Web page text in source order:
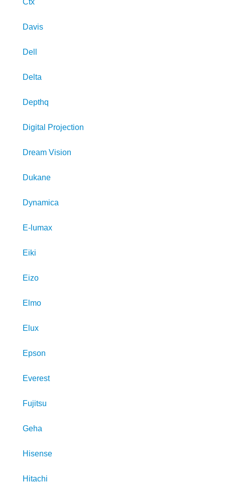
Ctx
Davis
Dell
Delta
Depthq
Digital Projection
Dream Vision
Dukane
Dynamica
E-lumax
Eiki
Eizo
Elmo
Elux
Epson
Everest
Fujitsu
Geha
Hisense
Hitachi